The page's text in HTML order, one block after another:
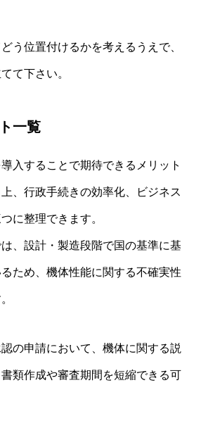
う位置付けるかを考えるうえで、
て下さい。
一覧
入することで期待できるメリット
、行政手続きの効率化、ビジネス
に整理できます。
、設計・製造段階で国の基準に基
ため、機体性能に関する不確実性
の申請において、機体に関する説
類作成や審査期間を短縮できる可